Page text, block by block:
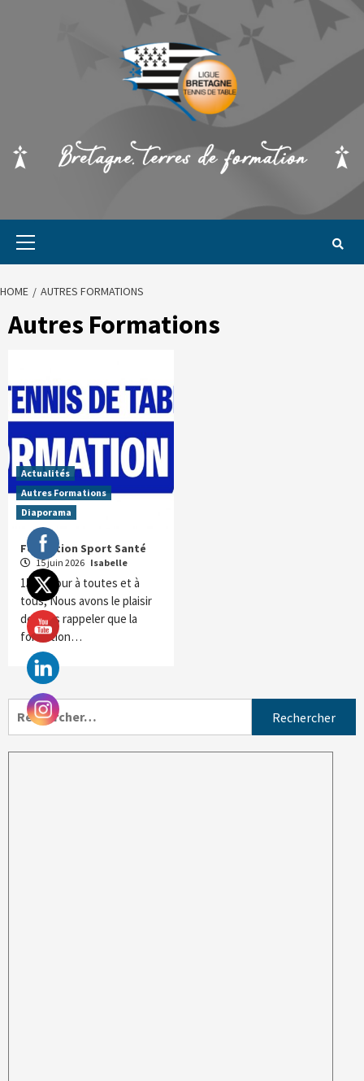
HOME AUTRES FORMATIONS
Autres Formations
Actualités
Autres Formations
Diaporama
Formation Sport Santé
15 juin 2026 Isabelle
15Bonjour à toutes et à
tous, Nous avons le plaisir
de vous rappeler que la
formation…